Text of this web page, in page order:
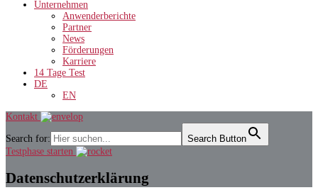
Unternehmen
Anwenderberichte
Partner
News
Förderungen
Karriere
14 Tage Test
DE
EN
Kontakt
Search for:
Search Button
Testphase starten
Daten­schutzerklärung